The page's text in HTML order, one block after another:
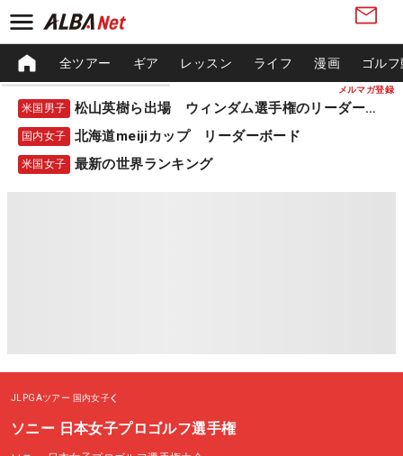
メルマガ登録
全ツアー ギア レッスン ライフ 漫画 ゴル
米国男子 松山英樹ら出場 ウィンダム選手権のリーダーボード
国内女子 北海道meijiカップ リーダーボード
米国女子 最新の世界ランキング
JLPGAツアー 国内女子
ソニー 日本女子プロゴルフ選手権